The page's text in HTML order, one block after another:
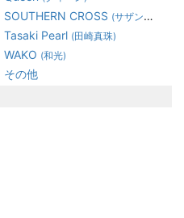
SOUTHERN CROSS (サザンクロス)
Tasaki Pearl (田崎真珠)
WAKO (和光)
その他